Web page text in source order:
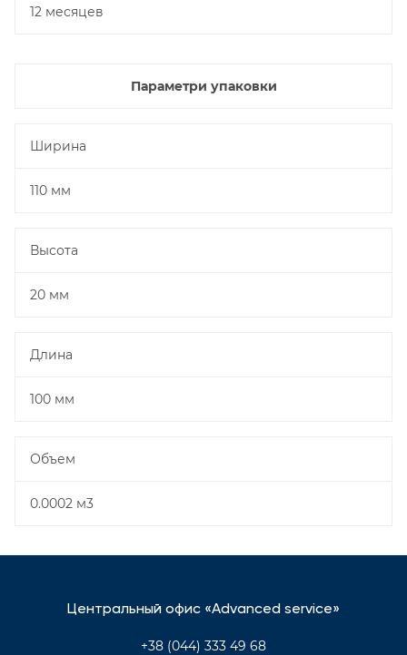
12 месяцев
Параметри упаковки
Ширина
110 мм
Высота
20 мм
Длина
100 мм
Объем
0.0002 м3
Центральный офис «Advanced service»
+38 (044) 333 49 68